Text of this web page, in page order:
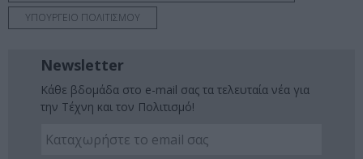
ΥΠΟΥΡΓΕΙΟ ΠΟΛΙΤΙΣΜΟΥ
Newsletter
Κάθε βδομάδα στο e-mail σας τα τελευταία νέα για
την Τέχνη και τον Πολιτισμό!